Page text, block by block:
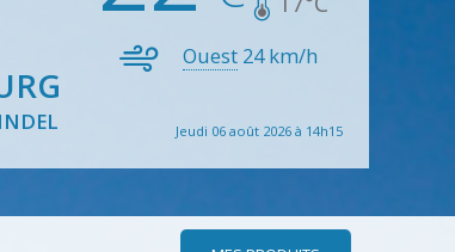
Ouest 24km/h
Jeudi 06 août 2026 à 14h15